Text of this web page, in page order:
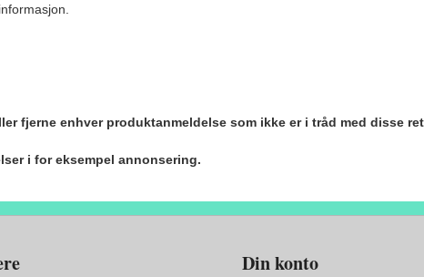
fjerne enhver produktanmeldelse som ikke er i tråd med disse
i for eksempel annonsering.
Din konto